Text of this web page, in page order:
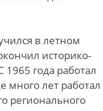
в летном
историко-
1965 года работал
много лет работал
регионального